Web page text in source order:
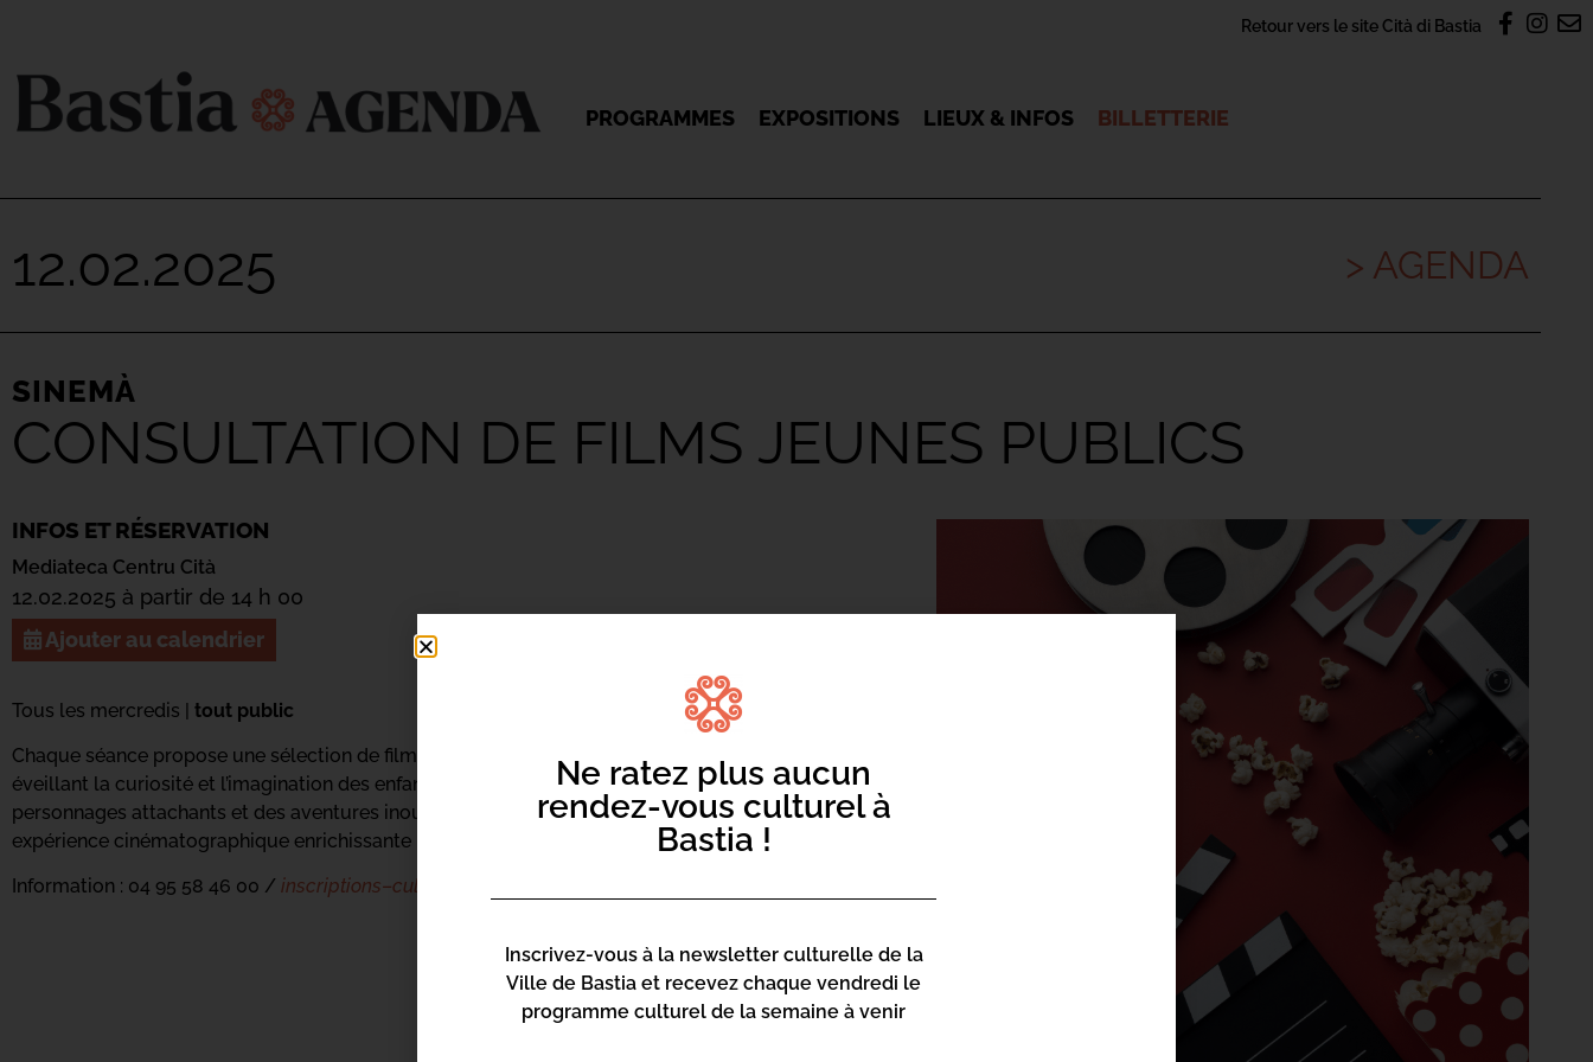
Retour vers le site Cità di Bastia
PROGRAMMES EXPOSITIONS LIEUX & INFOS BILLETTERIE
12.02.2025 > AGENDA
SINEMÀ
CONSULTATION DE FILMS JEUNES PUBLICS
INFOS ET RÉSERVATION
Mediateca Centru Cità
12.02.2025 à partir de 14 h 00
Ajouter au calendrier
Tous les mercredis | tout public
Chaque séance propose une sélection de films captivants et adaptés, visant à divertir tout en
éveillant la curiosité et l’imagination des enfants. Venez découvrir des histoires fascinantes, des
personnages attachants et des aventures inoubliables dans un cadre convivial et sécurisé. Une
expérience cinématographique enrichissante pour toute la famille !
Information : 04 95 58 46 00 / inscriptions–culture
Ne ratez plus aucun
rendez-vous culturel à
Bastia !
Inscrivez-vous à la newsletter culturelle de la
Ville de Bastia et recevez chaque vendredi le
programme culturel de la semaine à venir